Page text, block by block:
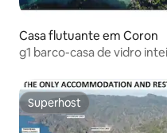
Casa flutuante em Coron
g1 barco-casa de vidro
Superhost
Superhost